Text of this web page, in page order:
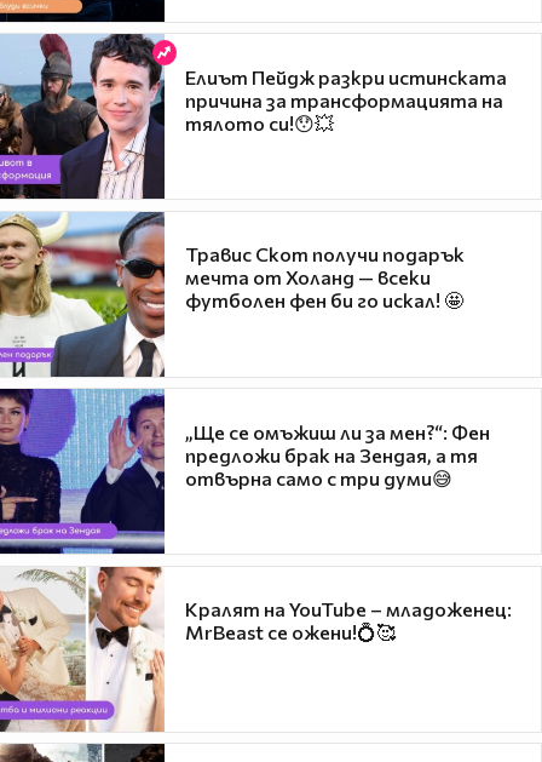
Елиът Пейдж разкри истинската
причина за трансформацията на
тялото си!😯💥
Травис Скот получи подарък
мечта от Холанд — всеки
футболен фен би го искал! 🤩
„Ще се омъжиш ли за мен?“: Фен
предложи брак на Зендая, а тя
отвърна само с три думи😅
Кралят на YouTube – младоженец:
MrBeast се ожени!💍🥰